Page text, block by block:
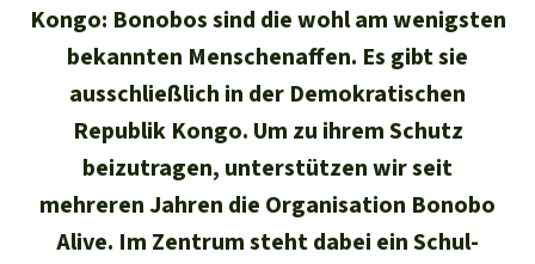
Kids
Newsletter­anmeldung
Klima
Biodiversität
Schutzgebiete
Palmöl
Aktuelle Ausgabe
01/2026
03/2025
Überuns
Über uns
Der Verein
40 Jahre Vereins­geschichte
Häufige Fragen
Medien
Presse
Presse-Echo
Suche
Deutsch
English
SpendenkontoRettet den
Regenwald e. V.
DE1143060967 2025 0541 00
GENODEM1GLS
GLS Bank
IBAN kopieren
Kongo: Bonobos sind die wohl am wenigsten
bekannten Menschenaffen. Es gibt sie
ausschließlich in der Demokratischen
Republik Kongo. Um zu ihrem Schutz
beizutragen, unterstützen wir seit
mehreren Jahren die Organisation Bonobo
Alive. Im Zentrum steht dabei ein Schul-